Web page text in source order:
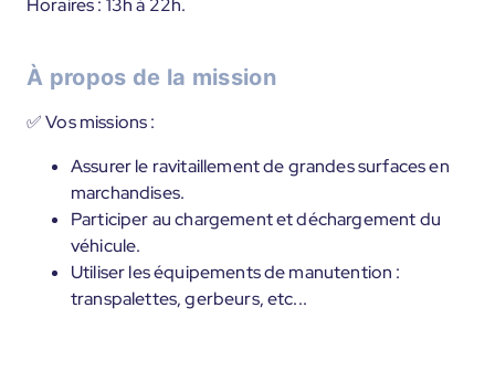
Horaires : 13h à 22h.
À propos de la mission
✅ Vos missions :
Assurer le ravitaillement de grandes surfaces en
marchandises.
Participer au chargement et déchargement du
véhicule.
Utiliser les équipements de manutention :
transpalettes, gerbeurs, etc...